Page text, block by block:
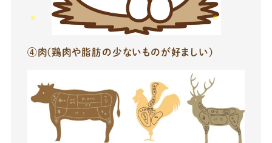
④肉(鶏肉や脂肪の少ないものが好ましい)